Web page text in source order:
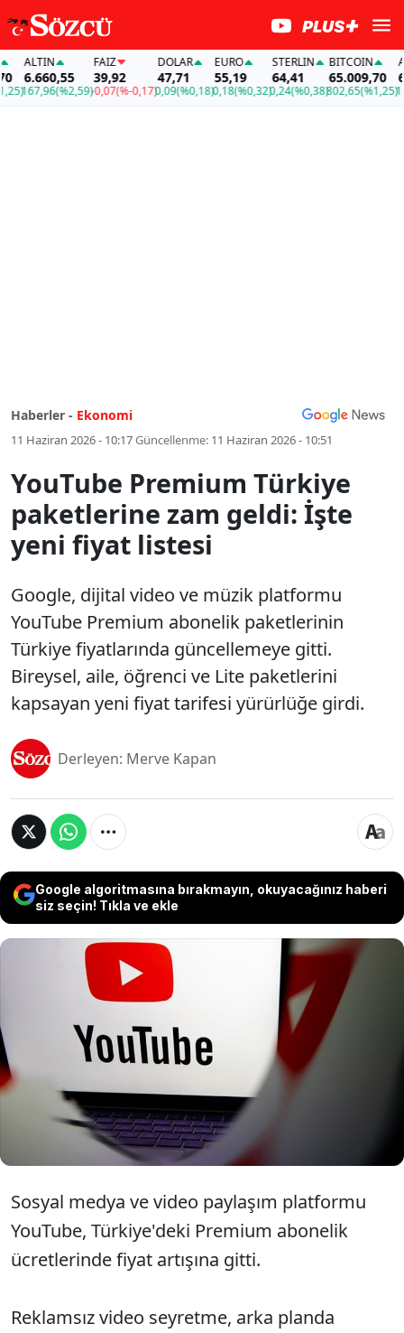
ALTIN
6.660,55
167,96(%2,59)
FAİZ
39,92
-0,07(%-0,17)
DOLAR
47,71
0,09(%0,18)
EURO
55,19
0,18(%0,32)
STERLIN
64,41
0,24(%0,38)
BITCOIN
65.009,70
802,65(%1,25)
Haberler - Ekonomi
11 Haziran 2026 - 10:17Güncellenme: 11 Haziran 2026 - 10:51
YouTube Premium Türkiye
paketlerine zam geldi: İşte
yeni fiyat listesi
Google, dijital video ve müzik platformu
YouTube Premium abonelik paketlerinin
Türkiye fiyatlarında güncellemeye gitti.
Bireysel, aile, öğrenci ve Lite paketlerini
kapsayan yeni fiyat tarifesi yürürlüğe girdi.
Derleyen: Merve Kapan
Google algoritmasına bırakmayın, okuyacağınız haberi
siz seçin! Tıkla ve ekle
Google, dijital video ve müzik platformu
YouTube Premium abonelik paketlerinin
Türkiye fiyatlarında güncellemeye gitti.
Bireysel, aile, öğrenci ve Lite paketlerini
kapsayan yeni fiyat tarifesi yürürlüğe girdi.
Sosyal medya ve video paylaşım platformu
YouTube, Türkiye'deki Premium abonelik
ücretlerinde fiyat artışına gitti.
Reklamsız video seyretme, arka planda